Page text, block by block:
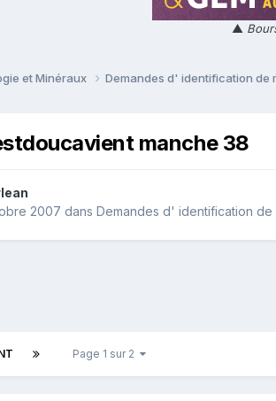
▲
et Minéraux Demandes d' identification de
manche 38
2007 dans Demandes d' identification de
Page 1 sur 2